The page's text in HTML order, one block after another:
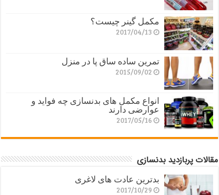
مکمل گینر چیست؟
2017/04/13
تمرین ساده ساق پا در منزل
2015/09/02
انواع مکمل های بدنسازی چه فواید و
عوارضی دارند
2017/05/16
مقالات پربازدید بدنسازی
بدترین عادت های لاغری
2017/10/29